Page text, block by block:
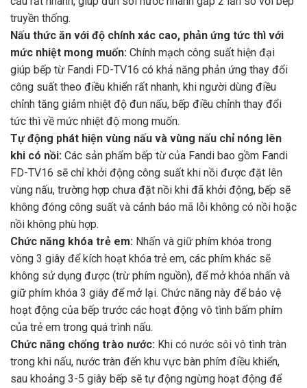
truyền thống.
Nấu thức ăn với độ chính xác cao, phản ứng tức thì với
mức nhiệt mong muốn: Chính mạch công suất hiện đại
giúp bếp từ Fandi FD-TV16 có khả năng phản ứng thay đổi
công suất theo điều khiển rất nhanh, khi người dùng điều
chỉnh tăng giảm nhiệt độ đun nấu, bếp điều chỉnh thay đổi
tức thì về mức nhiệt độ mong muốn.
Tự động phát hiện vùng nấu và vùng nấu chỉ nóng lên
khi có nồi: Các sản phẩm bếp từ của Fandi bao gồm Fandi
FD-TV16 sẽ chỉ khởi động công suất khi nồi được đặt lên
vùng nấu, trường hợp chưa đặt nồi khi đã khởi động, bếp sẽ
không đóng công suất và cảnh báo mã lỗi không có nồi hoặc
nồi không phù hợp.
Chức năng khóa trẻ em: Nhấn và giữ phím khóa trong
vòng 3 giây để kích hoạt khóa trẻ em, các phím khác sẽ
không sử dụng được (trừ phím nguồn), để mở khóa nhấn và
giữ phím khóa 3 giây để mở lại. Chức năng này để bảo vệ
hoạt động của bếp trước các hoạt động vô tình bấm phím
của trẻ em trong quá trình nấu.
Chức năng chống trào nước: Khi có nước sôi vô tình tràn
trong khi nấu, nước tràn đến khu vực bàn phím điều khiển,
sau khoảng 3-5 giây bếp sẽ tự động ngừng hoạt động để